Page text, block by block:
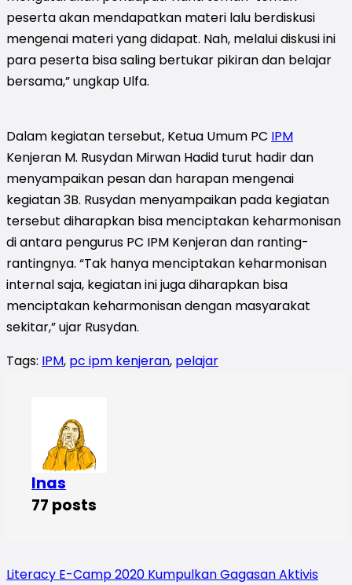
peserta akan mendapatkan materi lalu berdiskusi
mengenai materi yang didapat. Nah, melalui diskusi ini
para peserta bisa saling bertukar pikiran dan belajar
bersama,” ungkap Ulfa.
Dalam kegiatan tersebut, Ketua Umum PC IPM
Kenjeran M. Rusydan Mirwan Hadid turut hadir dan
menyampaikan pesan dan harapan mengenai
kegiatan 3B. Rusydan menyampaikan pada kegiatan
tersebut diharapkan bisa menciptakan keharmonisan
di antara pengurus PC IPM Kenjeran dan ranting-
rantingnya. “Tak hanya menciptakan keharmonisan
internal saja, kegiatan ini juga diharapkan bisa
menciptakan keharmonisan dengan masyarakat
sekitar,” ujar Rusydan.
Tags: IPM, pc ipm kenjeran, pelajar
Inas
77 posts
Literacy E-Camp 2020 Kumpulkan Gagasan Aktivis